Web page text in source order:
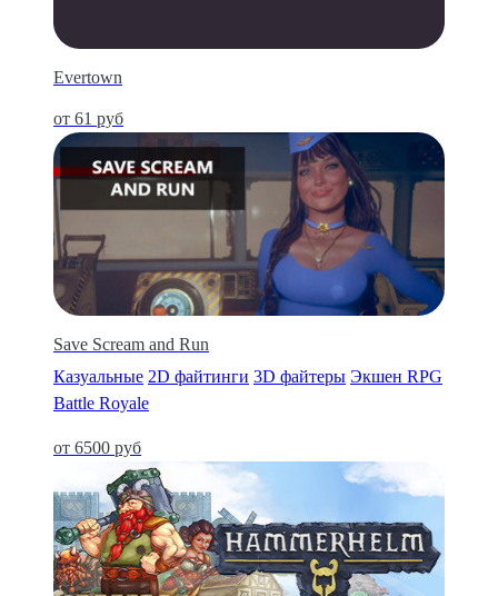
Evertown
от 61 руб
Save Scream and Run
Казуальные 2D файтинги 3D файтеры Экшен RPG
Battle Royale
от 6500 руб